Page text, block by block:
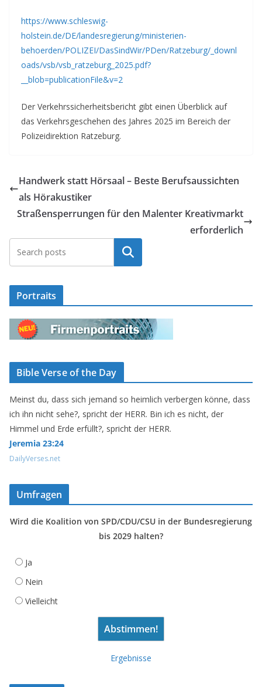
https://www.schleswig-
holstein.de/DE/landesregierung/ministerien-
behoerden/POLIZEI/DasSindWir/PDen/Ratzeburg/_downl
oads/vsb/vsb_ratzeburg_2025.pdf?
__blob=publicationFile&v=2
Der Verkehrssicherheitsbericht gibt einen Überblick auf
das Verkehrsgeschehen des Jahres 2025 im Bereich der
Polizeidirektion Ratzeburg.
Handwerk statt Hörsaal – Beste Berufsaussichten
als Hörakustiker
Straßensperrungen für den Malenter Kreativmarkt
erforderlich
Suchen
Portraits
Bible Verse of the Day
Meinst du, dass sich jemand so heimlich verbergen könne, dass
ich ihn nicht sehe?, spricht der HERR. Bin ich es nicht, der
Himmel und Erde erfüllt?, spricht der HERR.
Jeremia 23:24
DailyVerses.net
Umfragen
Wird die Koalition von SPD/CDU/CSU in der Bundesregierung
bis 2029 halten?
Ja
Nein
Vielleicht
Ergebnisse